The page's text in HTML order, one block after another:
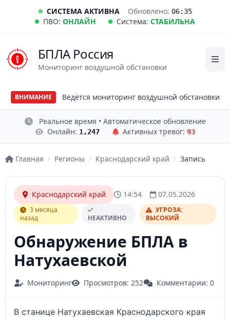
СИСТЕМА АКТИВНА Обновлено: 06:35
ПВО: ОНЛАЙН Система: СТАБИЛЬНА
БПЛА Россия
Мониторинг воздушной обстановки
ВНИМАНИЕ Ведётся мониторинг воздушной обстановки
Реальное время • Автоматическое обновление
Онлайн: 1,247 Активных тревог: 93
Главная / Регионы / Краснодарский край / Запись
Краснодарский край 14:54 07.05.2026
3 месяца
назад
НЕАКТИВНО
УГРОЗА:
ВЫСОКИЙ
Обнаружение БПЛА в
Натухаевской
Мониторинг Просмотров: 252 Комментарии: 0
В станице Натухаевская Краснодарского края